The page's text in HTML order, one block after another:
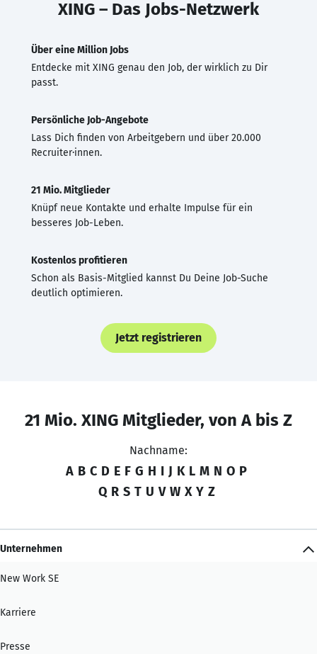
XING – Das Jobs-Netzwerk
Über eine Million Jobs
Entdecke mit XING genau den Job, der wirklich zu Dir
passt.
Persönliche Job-Angebote
Lass Dich finden von Arbeitgebern und über 20.000
Recruiter·innen.
21 Mio. Mitglieder
Knüpf neue Kontakte und erhalte Impulse für ein
besseres Job-Leben.
Kostenlos profitieren
Schon als Basis-Mitglied kannst Du Deine Job-Suche
deutlich optimieren.
Jetzt registrieren
21 Mio. XING Mitglieder, von A bis Z
Nachname:
A B C D E F G H I J K L M N O P
Q R S T U V W X Y Z
Unternehmen
New Work SE
Karriere
Presse